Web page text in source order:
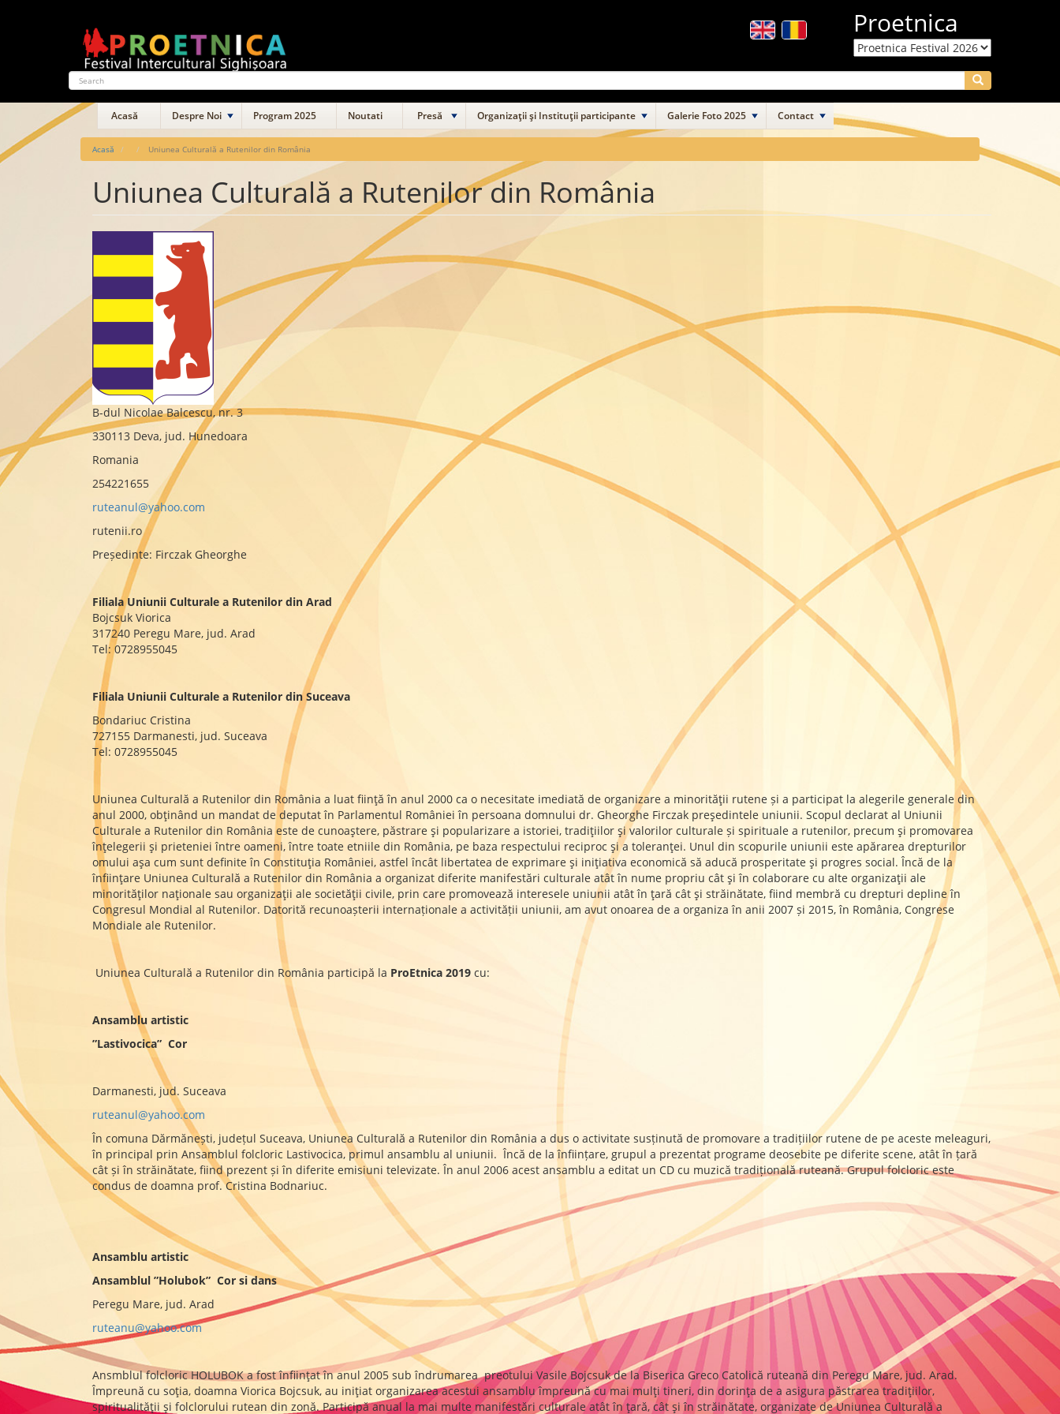
Search
Search
Proetnica
Main
navigation
Acasă Despre Noi Program 2025 Noutati Presă Organizații și Instituții participante Galerie Foto 2025 Contact
Acasă Uniunea Culturală a Rutenilor din România
Uniunea Culturală a Rutenilor din România
B-dul Nicolae Balcescu, nr. 3
330113 Deva, jud. Hunedoara
Romania
254221655
ruteanul@yahoo.com
rutenii.ro
Președinte: Firczak Gheorghe
Filiala Uniunii Culturale a Rutenilor din Arad
Bojcsuk Viorica
317240 Peregu Mare, jud. Arad
Tel: 0728955045
Filiala Uniunii Culturale a Rutenilor din Suceava
Bondariuc Cristina
727155 Darmanesti, jud. Suceava
Tel: 0728955045
Uniunea Culturală a Rutenilor din România a luat fiinţă în anul 2000 ca o necesitate imediată de organizare a minorităţii rutene și a participat la alegerile generale din
anul 2000, obţinând un mandat de deputat în Parlamentul României în persoana domnului dr. Gheorghe Firczak preşedintele uniunii. Scopul declarat al Uniunii
Culturale a Rutenilor din România este de cunoaştere, păstrare şi popularizare a istoriei, tradiţiilor şi valorilor culturale și spirituale a rutenilor, precum şi promovarea
înţelegerii şi prieteniei între oameni, între toate etniile din România, pe baza respectului reciproc şi a toleranţei. Unul din scopurile uniunii este apărarea drepturilor
omului aşa cum sunt definite în Constituţia României, astfel încât libertatea de exprimare şi iniţiativa economică să aducă prosperitate şi progres social. Încă de la
înfiinţare Uniunea Culturală a Rutenilor din România a organizat diferite manifestări culturale atât în nume propriu cât şi în colaborare cu alte organizaţii ale
minorităţilor naţionale sau organizaţii ale societăţii civile, prin care promovează interesele uniunii atât în ţară cât şi străinătate, fiind membră cu drepturi depline în
Congresul Mondial al Rutenilor. Datorită recunoașterii internaționale a activității uniunii, am avut onoarea de a organiza în anii 2007 și 2015, în România, Congrese
Mondiale ale Rutenilor.
Uniunea Culturală a Rutenilor din România participă la ProEtnica 2019 cu:
Ansamblu artistic
”Lastivocica” Cor
Darmanesti, jud. Suceava
ruteanul@yahoo.com
În comuna Dărmănești, județul Suceava, Uniunea Culturală a Rutenilor din România a dus o activitate susținută de promovare a tradițiilor rutene de pe aceste meleaguri,
în principal prin Ansamblul folcloric Lastivocica, primul ansamblu al uniunii. Încă de la înființare, grupul a prezentat programe deosebite pe diferite scene, atât în țară
cât și în străinătate, fiind prezent și în diferite emisiuni televizate. În anul 2006 acest ansamblu a editat un CD cu muzică tradițională ruteană. Grupul folcloric este
condus de doamna prof. Cristina Bodnariuc.
Ansamblu artistic
Ansamblul ”Holubok” Cor si dans
Peregu Mare, jud. Arad
ruteanu@yahoo.com
Ansmblul folcloric HOLUBOK a fost înfiinţat în anul 2005 sub îndrumarea preotului Vasile Bojcsuk de la Biserica Greco Catolică ruteană din Peregu Mare, jud. Arad.
Împreună cu soţia, doamna Viorica Bojcsuk, au iniţiat organizarea acestui ansamblu împreună cu mai mulţi tineri, din dorinţa de a asigura păstrarea tradiţiilor,
spiritualităţii şi folclorului rutean din zonă. Participă anual la mai multe manifestări culturale atât în ţară, cât şi în străinătate, organizate de Uniunea Culturală a